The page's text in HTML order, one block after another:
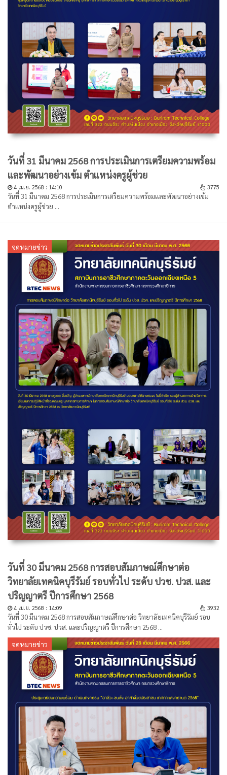
วันที่ 31 มีนาคม 2568 การประเมินการเตรียมความพร้อม
และพัฒนาอย่างเข้ม ตำแหน่งครูผู้ช่วย
4 เม.ย. 2568 : 14:10 3775
วันที่ 31 มีนาคม 2568 การประเมินการเตรียมความพร้อมและพัฒนาอย่างเข้ม
ตำแหน่งครูผู้ช่วย ...
จดหมายข่าว
วันที่ 30 มีนาคม 2568 การสอบสัมภาษณ์ศึกษาต่อ
วิทยาลัยเทคนิคบุรีรัมย์ รอบทั่วไป ระดับ ปวช. ปวส. และ
ปริญญาตรี ปีการศึกษา 2568
4 เม.ย. 2568 : 14:09 3932
วันที่ 30 มีนาคม 2568 การสอบสัมภาษณ์ศึกษาต่อ วิทยาลัยเทคนิคบุรีรัมย์ รอบ
ทั่วไป ระดับ ปวช. ปวส. และปริญญาตรี ปีการศึกษา 2568 ...
จดหมายข่าว